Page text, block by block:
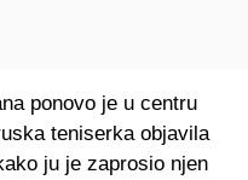
ponovo je u centru
teniserka objavila
ju je zaprosio njen